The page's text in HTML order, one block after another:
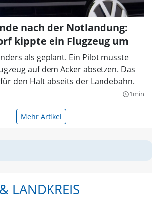
nach der Notlandung:
kippte ein Flugzeug um
als geplant. Ein Pilot musste
auf dem Acker absetzen. Das
den Halt abseits der Landebahn.
query_builder1min
Mehr Artikel
LANDKREIS